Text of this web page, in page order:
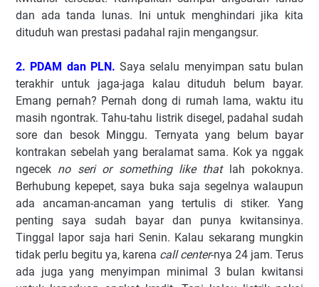
dan ada tanda lunas. Ini untuk menghindari jika kita
dituduh wan prestasi padahal rajin mengangsur.
2. PDAM dan PLN. Saya selalu menyimpan satu bulan
terakhir untuk jaga-jaga kalau dituduh belum bayar.
Emang pernah? Pernah dong di rumah lama, waktu itu
masih ngontrak. Tahu-tahu listrik disegel, padahal sudah
sore dan besok Minggu. Ternyata yang belum bayar
kontrakan sebelah yang beralamat sama. Kok ya nggak
ngecek no seri or something like thatlah pokoknya.
Berhubung kepepet, saya buka saja segelnya walaupun
ada ancaman-ancaman yang tertulis di stiker. Yang
penting saya sudah bayar dan punya kwitansinya.
Tinggal lapor saja hari Senin. Kalau sekarang mungkin
tidak perlu begitu ya, karena call center-nya 24 jam. Terus
ada juga yang menyimpan minimal 3 bulan kwitansi